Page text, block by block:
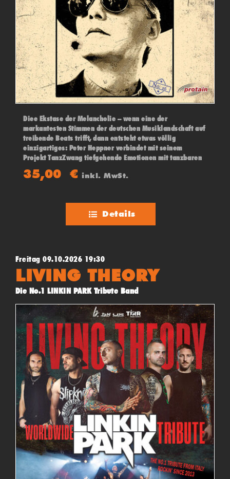
Diee Ekstase der Melancholie – wenn eine der
markantesten Stimmen der deutschen Musiklandschaft auf
treibende Beats trifft, dann entsteht etwas völlig
einzigartiges: Peter Heppner verbindet mit seinem
Projekt TanzZwang tiefgehende Emotionen mit tanzbaren
35,00€ inkl. MwSt.
Details
Freitag 09.10.2026 19:30
LIVING THEORY
Die No.1 LINKIN PARK Tribute Band